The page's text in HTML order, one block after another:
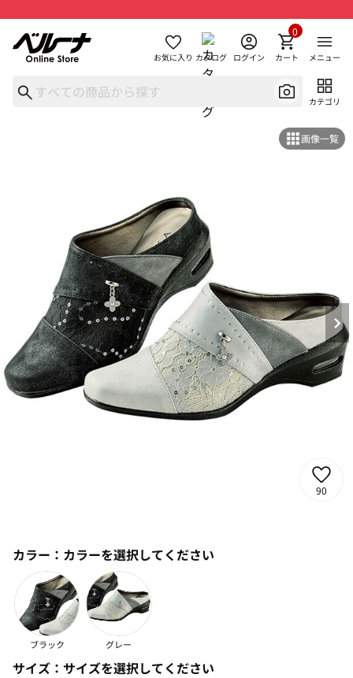
お気に入り カタログ ログイン カート
0
メニュー
カテゴリ
画像一覧
90
カラー： カラーを選択してください
ブラック グレー
サイズ： サイズを選択してください